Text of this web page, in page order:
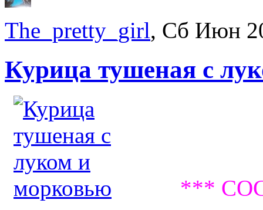
The_pretty_girl, Сб Июн
Курица тушеная с
***